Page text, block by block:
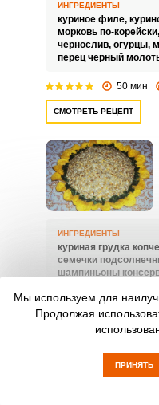
ИНГРЕДИЕНТЫ
куриное филе,
морковь по-корейски,
чернослив, огурцы,
перец черный
50 мин
СМОТРЕТЬ РЕЦЕПТ
ИНГРЕДИЕНТЫ
куриная грудка
семечки
шампиньоны
80 мин
Мы используем для
Продолжая
ПРИНЯТЬ